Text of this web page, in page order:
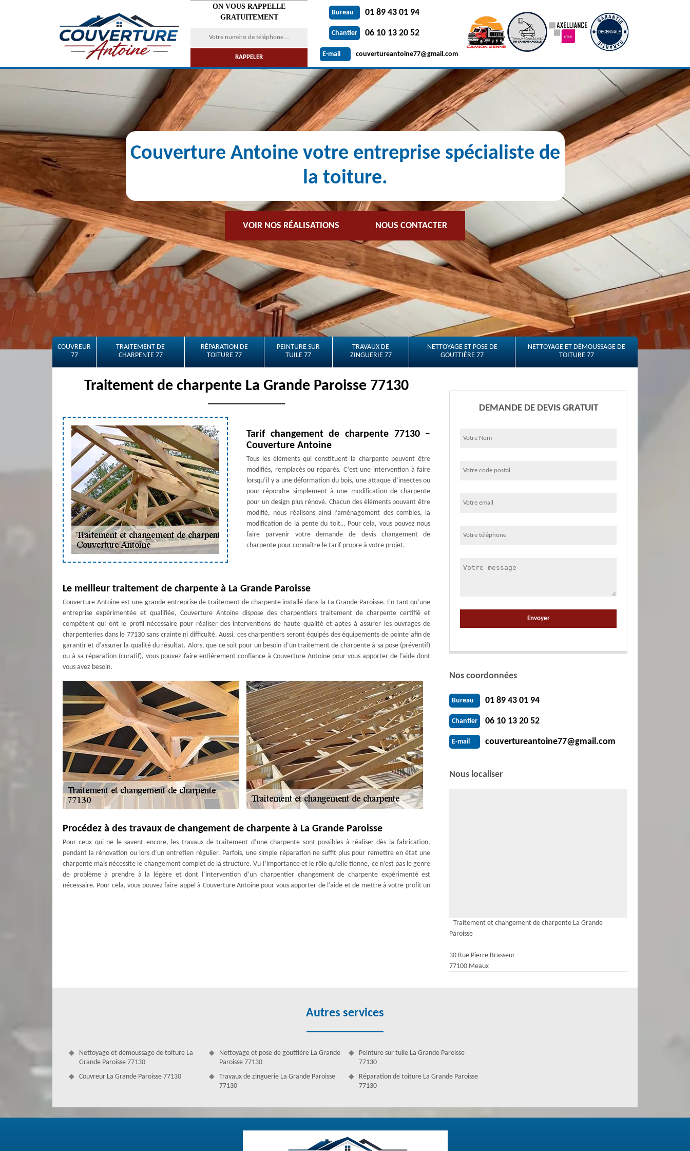
ON VOUS RAPPELLE
GRATUITEMENT
Bureau 01 89 43 01 94
Chantier 06 10 13 20 52
E-mail couvertureantoine77@gmail.com
Couverture Antoine votre entreprise spécialiste de
la toiture.
VOIR NOS RÉALISATIONS NOUS CONTACTER
COUVREUR
77
TRAITEMENT DE
CHARPENTE 77
RÉPARATION DE
TOITURE 77
PEINTURE SUR
TUILE 77
TRAVAUX DE
ZINGUERIE 77
NETTOYAGE ET POSE DE
GOUTTIÈRE 77
NETTOYAGE ET DÉMOUSSAGE DE
TOITURE 77
Traitement de charpente La Grande Paroisse 77130
Tarif changement de charpente 77130 –
Couverture Antoine
Tous les éléments qui constituent la charpente peuvent être
modifiés, remplacés ou réparés. C’est une intervention à faire
lorsqu’il y a une déformation du bois, une attaque d’insectes ou
pour répondre simplement à une modification de charpente
pour un design plus rénové. Chacun des éléments pouvant être
modifié, nous réalisons ainsi l’aménagement des combles, la
modification de la pente du toit… Pour cela, vous pouvez nous
faire parvenir votre demande de devis changement de
charpente pour connaître le tarif propre à votre projet.
Le meilleur traitement de charpente à La Grande Paroisse
Couverture Antoine est une grande entreprise de traitement de charpente installé dans la La Grande Paroisse. En tant qu’une
entreprise expérimentée et qualifiée, Couverture Antoine dispose des charpentiers traitement de charpente certifié et
compétent qui ont le profil nécessaire pour réaliser des interventions de haute qualité et aptes à assurer les ouvrages de
charpenteries dans le 77130 sans crainte ni difficulté. Aussi, ces charpentiers seront équipés des équipements de pointe afin de
garantir et d’assurer la qualité du résultat. Alors, que ce soit pour un besoin d’un traitement de charpente à sa pose (préventif)
ou à sa réparation (curatif), vous pouvez faire entièrement confiance à Couverture Antoine pour vous apporter de l’aide dont
vous avez besoin.
Procédez à des travaux de changement de charpente à La Grande Paroisse
Pour ceux qui ne le savent encore, les travaux de traitement d’une charpente sont possibles à réaliser dès la fabrication,
pendant la rénovation ou lors d’un entretien régulier. Parfois, une simple réparation ne suffit plus pour remettre en état une
charpente mais nécessite le changement complet de la structure. Vu l’importance et le rôle qu’elle tienne, ce n’est pas le genre
de problème à prendre à la légère et dont l’intervention d’un charpentier changement de charpente expérimenté est
nécessaire. Pour cela, vous pouvez faire appel à Couverture Antoine pour vous apporter de l’aide et de mettre à votre profit un
Traitement et changement de charpente La Grande Paroisse
DEMANDE DE DEVIS GRATUIT
Nos coordonnées
Bureau 01 89 43 01 94
Chantier 06 10 13 20 52
E-mail couvertureantoine77@gmail.com
Nous localiser
Traitement et changement de charpente La Grande
Paroisse
30 Rue Pierre Brasseur
77100 Meaux
Autres services
Nettoyage et démoussage de toiture La
Grande Paroisse 77130
Couvreur La Grande Paroisse 77130
Nettoyage et pose de gouttière La Grande
Paroisse 77130
Travaux de zinguerie La Grande Paroisse
77130
Peinture sur tuile La Grande Paroisse
77130
Réparation de toiture La Grande Paroisse
77130